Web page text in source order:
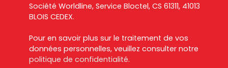
Société Worldline, Service Bloctel, CS 61311, 41013
BLOIS CEDEX.
Pour en savoir plus sur le traitement de vos
données personnelles, veuillez consulter notre
politique de confidentialité.